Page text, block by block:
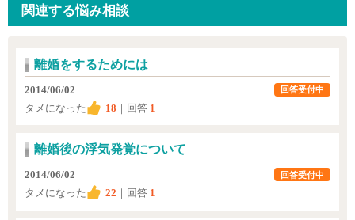
関連する悩み相談
離婚をするためには
2014/06/02
タメになった
18 ｜回答 1
回答受付中
離婚後の浮気発覚について
2014/06/02
タメになった
22 ｜回答 1
回答受付中